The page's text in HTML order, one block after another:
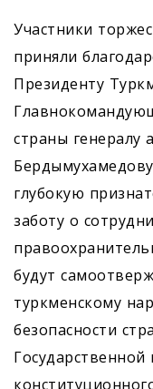
Участники
приняли
Президенту
страны генералу
глубокую
заботу о
будут
туркменскому
безопасности